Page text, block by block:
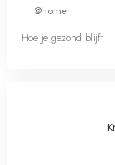
@home
Hoe je gezond blijft